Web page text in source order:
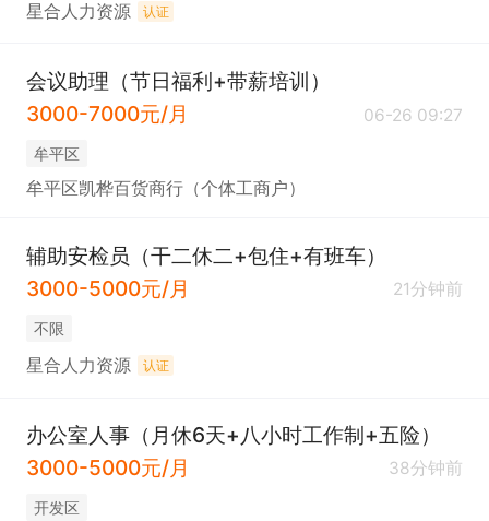
星合人力资源 认证
会议助理（节日福利+带薪培训）
3000-7000元/月
06-26 09:27
牟平区
牟平区凯桦百货商行（个体工商户）
辅助安检员（干二休二+包住+有班车）
3000-5000元/月
21分钟前
不限
星合人力资源 认证
办公室人事（月休6天+八小时工作制+五险）
3000-5000元/月
38分钟前
开发区